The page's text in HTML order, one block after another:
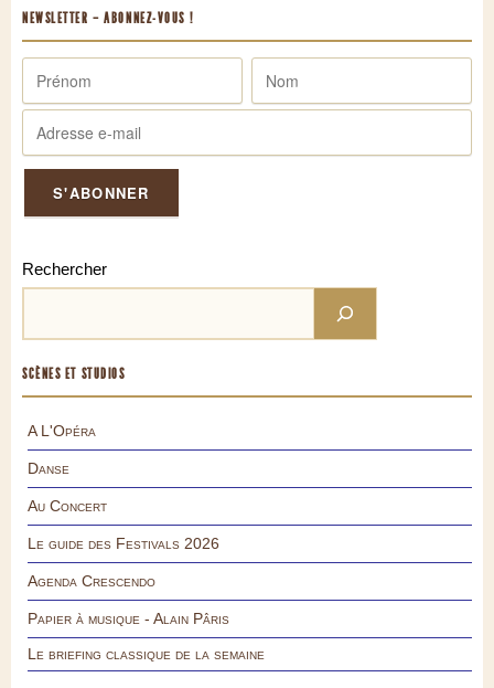
NEWSLETTER – ABONNEZ-VOUS !
Rechercher
SCÈNES ET STUDIOS
A L'Opéra
Danse
Au Concert
Le guide des Festivals 2026
Agenda Crescendo
Papier à musique - Alain Pâris
Le briefing classique de la semaine